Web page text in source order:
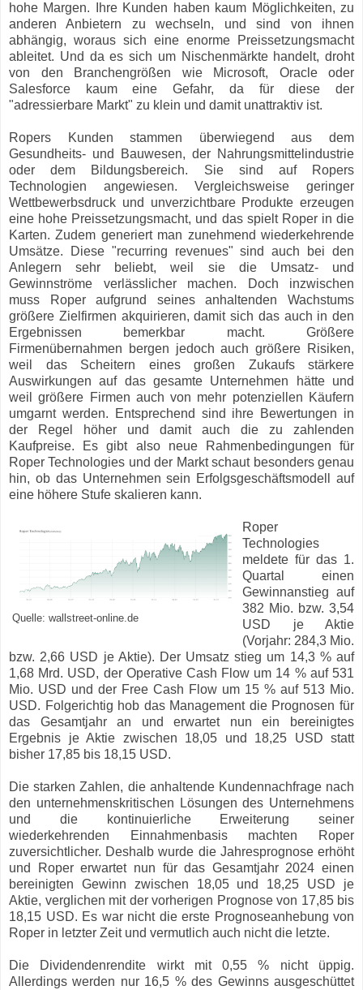
hohe Margen. Ihre Kunden haben kaum Möglichkeiten, zu
anderen Anbietern zu wechseln, und sind von ihnen
abhängig, woraus sich eine enorme Preissetzungsmacht
ableitet. Und da es sich um Nischenmärkte handelt, droht
von den Branchengrößen wie Microsoft, Oracle oder
Salesforce kaum eine Gefahr, da für diese der
"adressierbare Markt" zu klein und damit unattraktiv ist.
Ropers Kunden stammen überwiegend aus dem
Gesundheits- und Bauwesen, der Nahrungsmittelindustrie
oder dem Bildungsbereich. Sie sind auf Ropers
Technologien angewiesen. Vergleichsweise geringer
Wettbewerbsdruck und unverzichtbare Produkte erzeugen
eine hohe Preissetzungsmacht, und das spielt Roper in die
Karten. Zudem generiert man zunehmend wiederkehrende
Umsätze. Diese "recurring revenues" sind auch bei den
Anlegern sehr beliebt, weil sie die Umsatz- und
Gewinnströme verlässlicher machen. Doch inzwischen
muss Roper aufgrund seines anhaltenden Wachstums
größere Zielfirmen akquirieren, damit sich das auch in den
Ergebnissen bemerkbar macht. Größere
Firmenübernahmen bergen jedoch auch größere Risiken,
weil das Scheitern eines großen Zukaufs stärkere
Auswirkungen auf das gesamte Unternehmen hätte und
weil größere Firmen auch von mehr potenziellen Käufern
umgarnt werden. Entsprechend sind ihre Bewertungen in
der Regel höher und damit auch die zu zahlenden
Kaufpreise. Es gibt also neue Rahmenbedingungen für
Roper Technologies und der Markt schaut besonders genau
hin, ob das Unternehmen sein Erfolgsgeschäftsmodell auf
eine höhere Stufe skalieren kann.
Quelle: wallstreet-online.de
Roper
Technologies
meldete für das 1.
Quartal einen
Gewinnanstieg auf
382 Mio. bzw. 3,54
USD je Aktie
(Vorjahr: 284,3 Mio.
bzw. 2,66 USD je Aktie). Der Umsatz stieg um 14,3 % auf
1,68 Mrd. USD, der Operative Cash Flow um 14 % auf 531
Mio. USD und der Free Cash Flow um 15 % auf 513 Mio.
USD. Folgerichtig hob das Management die Prognosen für
das Gesamtjahr an und erwartet nun ein bereinigtes
Ergebnis je Aktie zwischen 18,05 und 18,25 USD statt
bisher 17,85 bis 18,15 USD.
Die starken Zahlen, die anhaltende Kundennachfrage nach
den unternehmenskritischen Lösungen des Unternehmens
und die kontinuierliche Erweiterung seiner
wiederkehrenden Einnahmenbasis machten Roper
zuversichtlicher. Deshalb wurde die Jahresprognose erhöht
und Roper erwartet nun für das Gesamtjahr 2024 einen
bereinigten Gewinn zwischen 18,05 und 18,25 USD je
Aktie, verglichen mit der vorherigen Prognose von 17,85 bis
18,15 USD. Es war nicht die erste Prognoseanhebung von
Roper in letzter Zeit und vermutlich auch nicht die letzte.
Die Dividendenrendite wirkt mit 0,55 % nicht üppig.
Allerdings werden nur 16,5 % des Gewinns ausgeschüttet